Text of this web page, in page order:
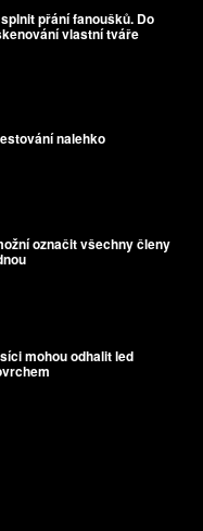
přání fanoušků. Do
vlastní tváře
nalehko
označit všechny členy
mohou odhalit led